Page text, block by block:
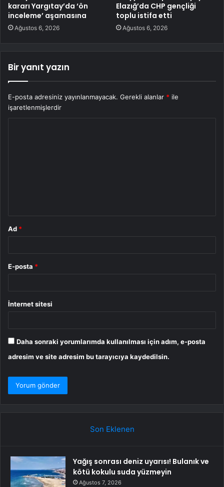
kararı Yargıtay’da ‘ön
inceleme’ aşamasına
Ağustos 6, 2026
Elazığ’da CHP gençliği
toplu istifa etti
Ağustos 6, 2026
Bir yanıt yazın
E-posta adresiniz yayınlanmayacak. Gerekli alanlar * ile
işaretlenmişlerdir
Ad *
E-posta *
İnternet sitesi
Daha sonraki yorumlarımda kullanılması için adım, e-posta
adresim ve site adresim bu tarayıcıya kaydedilsin.
Son Eklenen
Yağış sonrası deniz uyarısı! Bulanık ve
kötü kokulu suda yüzmeyin
Ağustos 7, 2026